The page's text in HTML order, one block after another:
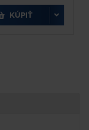
KÚPIŤ